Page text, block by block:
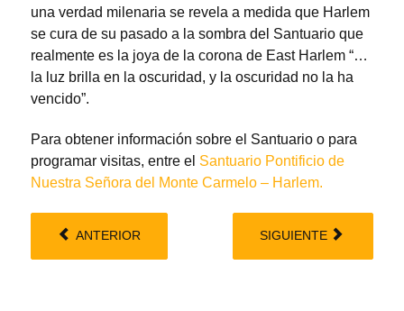
una verdad milenaria se revela a medida que Harlem
se cura de su pasado a la sombra del Santuario que
realmente es la joya de la corona de East Harlem “…
la luz brilla en la oscuridad, y la oscuridad no la ha
vencido”.
Para obtener información sobre el Santuario o para
programar visitas, entre el Santuario Pontificio de
Nuestra Señora del Monte Carmelo – Harlem.
ANTERIOR SIGUIENTE